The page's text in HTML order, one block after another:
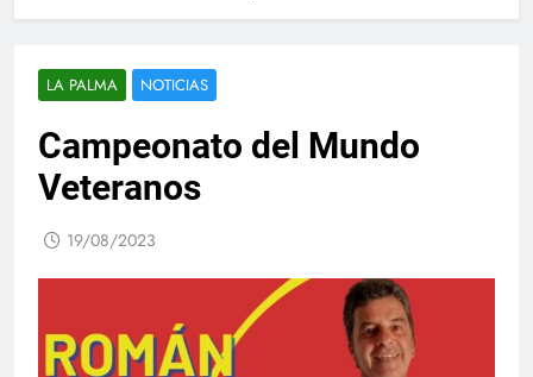
LA PALMA NOTICIAS
Campeonato del Mundo
Veteranos
19/08/2023